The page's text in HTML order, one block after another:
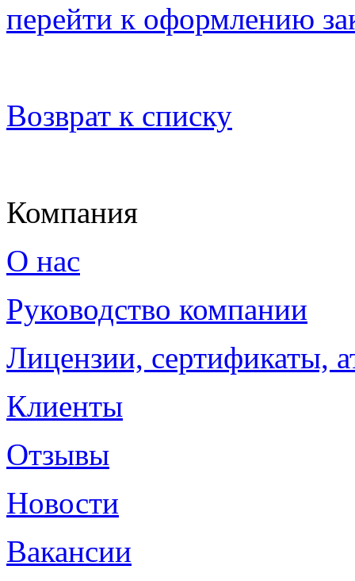
перейти к оформлению
Возврат к списку
Компания
О нас
Руководство компании
Лицензии, сертификаты,
Клиенты
Отзывы
Новости
Вакансии